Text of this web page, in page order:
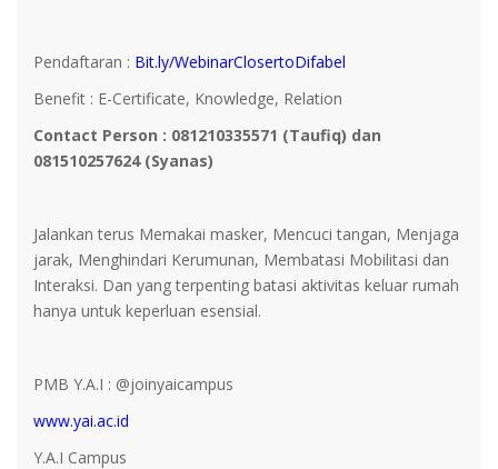
Pendaftaran : Bit.ly/WebinarClosertoDifabel
Benefit : E-Certificate, Knowledge, Relation
Contact Person : 081210335571 (Taufiq) dan
081510257624 (Syanas)
Jalankan terus Memakai masker, Mencuci tangan, Menjaga
jarak, Menghindari Kerumunan, Membatasi Mobilitasi dan
Interaksi. Dan yang terpenting batasi aktivitas keluar rumah
hanya untuk keperluan esensial.
PMB Y.A.I : @joinyaicampus
www.yai.ac.id
Y.A.I Campus